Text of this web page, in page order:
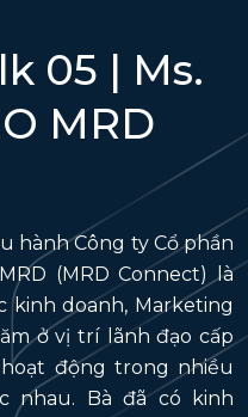
05 | Ms.
MRD
hành Công ty Cổ phần
(MRD Connect) là
kinh doanh, Marketing
ở vị trí lãnh đạo cấp
động trong nhiều
nhau. Bà đã có kinh